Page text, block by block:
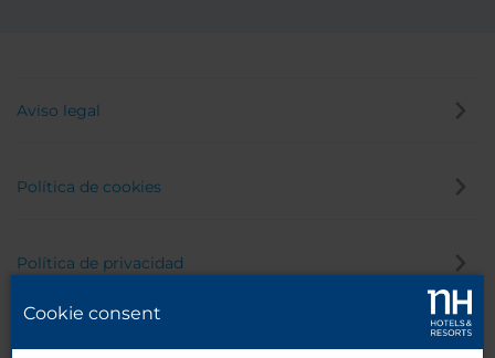
Aviso legal
Política de cookies
Política de privacidad
Cookie consent